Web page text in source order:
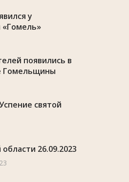
у
появились в
Гомельщины
святой
26.09.2023